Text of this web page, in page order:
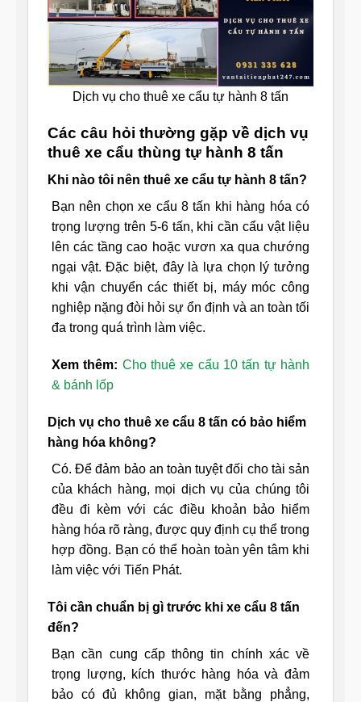
Dịch vụ cho thuê xe cẩu tự hành 8 tấn
Các câu hỏi thường gặp về dịch vụ
thuê xe cẩu thùng tự hành 8 tấn
Khi nào tôi nên thuê xe cẩu tự hành 8 tấn?
Bạn nên chọn xe cẩu 8 tấn khi hàng hóa có
trọng lượng trên 5-6 tấn, khi cần cẩu vật liệu
lên các tầng cao hoặc vươn xa qua chướng
ngại vật. Đặc biệt, đây là lựa chọn lý tưởng
khi vận chuyển các thiết bị, máy móc công
nghiệp nặng đòi hỏi sự ổn định và an toàn tối
đa trong quá trình làm việc.
Xem thêm: Cho thuê xe cẩu 10 tấn tự hành
& bánh lốp
Dịch vụ cho thuê xe cẩu 8 tấn có bảo hiểm
hàng hóa không?
Có. Để đảm bảo an toàn tuyệt đối cho tài sản
của khách hàng, mọi dịch vụ của chúng tôi
đều đi kèm với các điều khoản bảo hiểm
hàng hóa rõ ràng, được quy định cụ thể trong
hợp đồng. Bạn có thể hoàn toàn yên tâm khi
làm việc với Tiến Phát.
Tôi cần chuẩn bị gì trước khi xe cẩu 8 tấn
đến?
Bạn cần cung cấp thông tin chính xác về
trọng lượng, kích thước hàng hóa và đảm
bảo có đủ không gian, mặt bằng phẳng,